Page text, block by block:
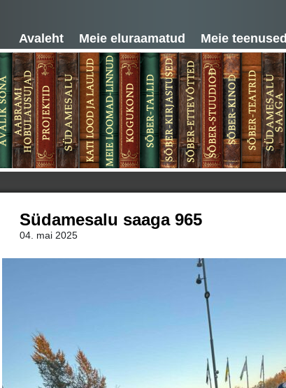
Avaleht Meie eluraamatud Meie teenused
Südamesalu saaga 965
04. mai 2025